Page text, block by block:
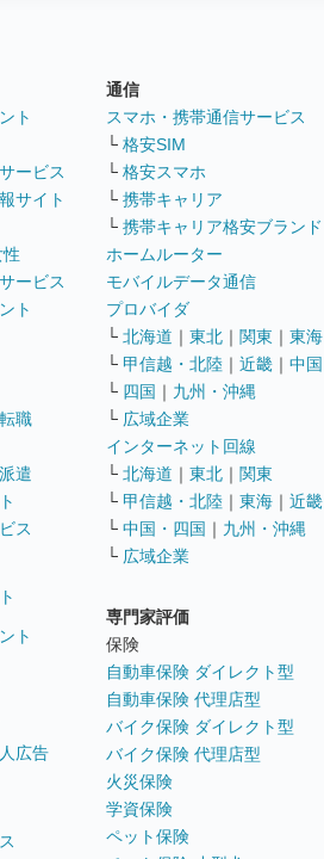
ト
ービス
サイト
ービス
ト
職
遣
ス
ト
広告
通信
スマホ・携帯通信サービス
└ 格安SIM
└ 格安スマホ
└ 携帯キャリア
└ 携帯キャリア格安ブランド
ホームルーター
モバイルデータ通信
プロバイダ
└ 北海道 ｜ 東北 ｜ 関東 ｜ 東海
└ 甲信越・北陸 ｜ 近畿 ｜ 中国
└ 四国 ｜ 九州・沖縄
└ 広域企業
インターネット回線
└ 北海道 ｜ 東北 ｜ 関東
└ 甲信越・北陸 ｜ 東海 ｜ 近畿
└ 中国・四国 ｜ 九州・沖縄
└ 広域企業
専門家評価
保険
自動車保険 ダイレクト型
自動車保険 代理店型
バイク保険 ダイレクト型
バイク保険 代理店型
火災保険
学資保険
ペット保険